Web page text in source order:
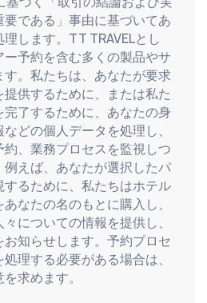
である」事由に基づいてあ
します。TT TRAVELとし
予約を含む多くの製品やサ
。私たちは、あなたが要求
供するために、または私た
了するために、あなたの身
どの個人データを処理し、
、業務プロセスを監視しつ
えば、あなたが選択したパ
るために、私たちはホテル
なたの名のもとに購入し、
についての情報を提供し、
知らせします。予約プロセ
理する必要がある場合は、
求めます。